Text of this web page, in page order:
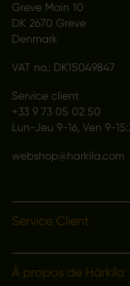
Greve Main 10
DK 2670 Greve
Denmark
VAT no.: DK15049847
Service client
+33 9 73 05 02 50
Lun-Jeu 9-16, Ven 9-
webshop@harkila.com
Service Client
À propos de Härkila